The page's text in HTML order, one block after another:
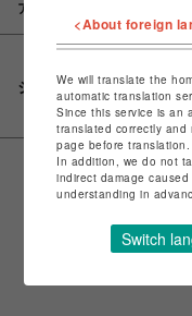
アイテム説明 / 素材
シェアする
<About foreign
We will translate the
automatic translation
Since this service is an
translated correctly
page before translation.
In addition, we do not
indirect damage
understanding in
Switch